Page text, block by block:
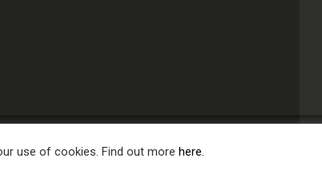
© 2025 南豐作坊培育中心有限公司版權所有。
use of cookies. Find out more here.